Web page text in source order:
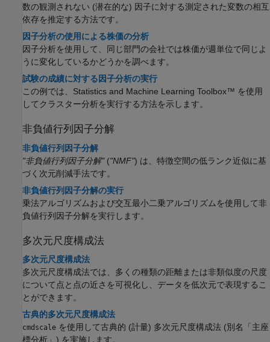
数の観測されない (潜在的な) 因子に対する測定された変数の相互
依存を推定する方法です。
因子分析の使用による株価の分析
因子分析を使用して、同じ部門の会社では株価が週単位で同じよ
うに変化しているかどうかを調べます。
試験の成績に対する因子分析の実行
この例では、Statistics and Machine Learning Toolbox™ を使用
してクラスター分析を実行する方法を示します。
非負値行列因子分解
非負値行列因子分解
"非負値行列因子分解"("NMF") は、特徴空間の低ランク近似に基
づく次元削減手法です。
非負値行列因子分解の実行
乗法アルゴリズムおよび交互最小二乗アルゴリズムを使用して非
負値行列因子分解を実行します。
多次元尺度構成法
多次元尺度構成法
多次元尺度構成法では、多くの種類の距離または非類似度の尺度
について点と点の近さを可視化し、データを低次元で表現するこ
とができます。
古典的多次元尺度構成法
cmdscale を使用して古典的 (計量) 多次元尺度構成法 (別名「主座
標分析」) を実施します。